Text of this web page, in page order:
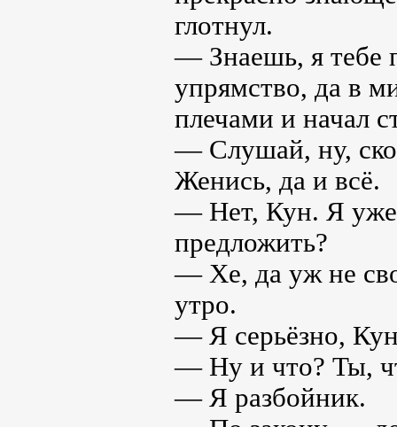
глотнул.
— Знаешь, я тебе
упрямство, да в
плечами и начал
— Слушай, ну,
Женись, да и всё.
— Нет, Кун. Я уже
предложить?
— Хе, да уж не
утро.
— Я серьёзно,
— Ну и что? Ты,
— Я разбойник.